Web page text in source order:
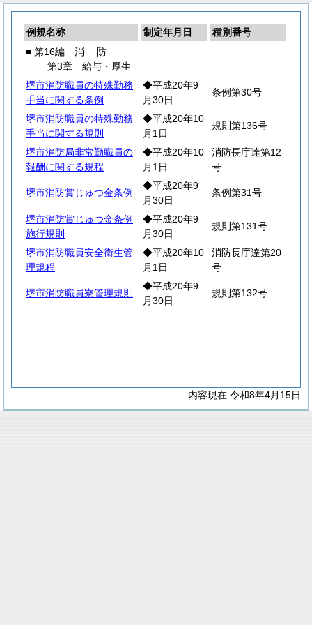
例規名称 制定年月日
種別番号
■ 第16編 消 防
第3章 給与・厚生
堺市消防職員の特殊勤務
手当に関する条例
◆平成20年9
月30日
条例第30号
堺市消防職員の特殊勤務
手当に関する規則
◆平成20年10
月1日
規則第136号
堺市消防局非常勤職員の
報酬に関する規程
◆平成20年10
月1日
消防長庁達第12
号
堺市消防賞じゅつ金条例
◆平成20年9
月30日
条例第31号
堺市消防賞じゅつ金条例
施行規則
◆平成20年9
月30日
規則第131号
堺市消防職員安全衛生管
理規程
◆平成20年10
月1日
消防長庁達第20
号
堺市消防職員寮管理規則
◆平成20年9
月30日
規則第132号
内容現在 令和8年4月15日